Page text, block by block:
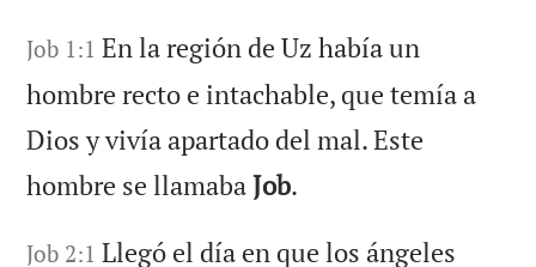
Job 1:1 En la región de Uz había un
hombre recto e intachable, que temía a
Dios y vivía apartado del mal. Este
hombre se llamabaJob.
Job 2:1 Llegó el día en que los ángeles